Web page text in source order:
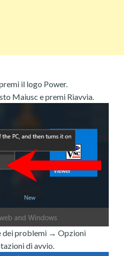
il logo Power.
Maiusc e premi Riavvia.
dei problemi → Opzioni
di avvio.